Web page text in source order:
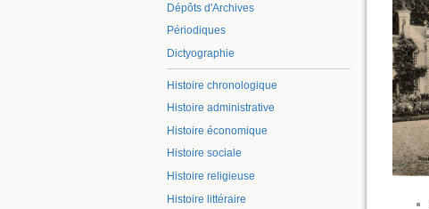
Dépôts d'Archives
Périodiques
Dictyographie
Histoire chronologique
Histoire administrative
Histoire économique
Histoire sociale
Histoire religieuse
Histoire littéraire